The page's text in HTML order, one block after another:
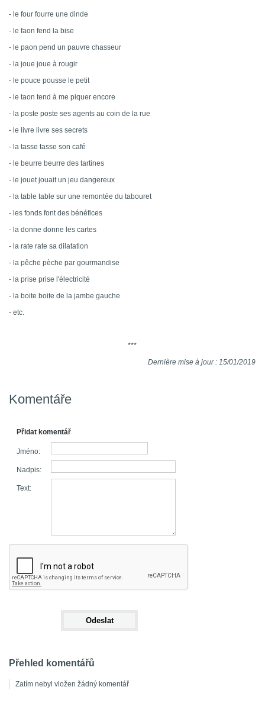
- le four fourre une dinde
- le faon fend la bise
- le paon pend un pauvre chasseur
- la joue joue à rougir
- le pouce pousse le petit
- le taon tend à me piquer encore
- la poste poste ses agents au coin de la rue
- le livre livre ses secrets
- la tasse tasse son café
- le beurre beurre des tartines
- le jouet jouait un jeu dangereux
- la table table sur une remontée du tabouret
- les fonds font des bénéfices
- la donne donne les cartes
- la rate rate sa dilatation
- la pêche pèche par gourmandise
- la prise prise l'électricité
- la boite boite de la jambe gauche
- etc.
***
Dernière mise à jour : 15/01/2019
Komentáře
Přidat komentář
Jméno:
Nadpis:
Text:
Přehled komentářů
Zatím nebyl vložen žádný komentář